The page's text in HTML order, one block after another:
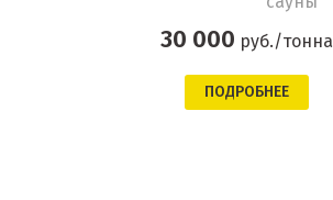
30 000 руб./тонна
ПОДРОБНЕЕ